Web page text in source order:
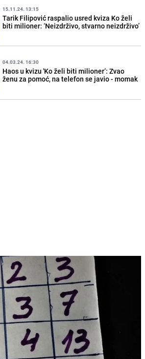
15.11.24. 13:15
Tarik Filipović raspalio usred kviza Ko želi
biti milioner: ‘Neizdrživo, stvarno neizdrživo’
04.03.24. 16:30
Haos u kvizu 'Ko želi biti milioner‘: Zvao
ženu za pomoć, na telefon se javio - momak